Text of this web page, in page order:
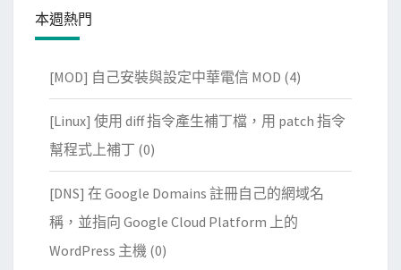
本週熱門
[MOD] 自己安裝與設定中華電信 MOD (4)
[Linux] 使用 diff 指令產生補丁檔，用 patch 指令
幫程式上補丁 (0)
[DNS] 在 Google Domains 註冊自己的網域名
稱，並指向 Google Cloud Platform 上的
WordPress 主機 (0)